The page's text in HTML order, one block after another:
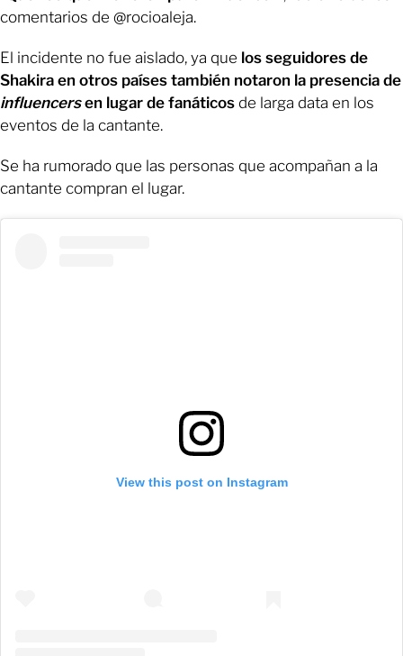
comentarios de @rocioaleja.
El incidente no fue aislado, ya que los seguidores de
Shakira en otros países también notaron la presencia de
influencersen lugar de fanáticos de larga data en los
eventos de la cantante.
Se ha rumorado que las personas que acompañan a la
cantante compran el lugar.
View this post on Instagram